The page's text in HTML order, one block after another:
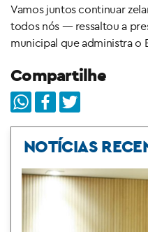
Vamos juntos continuar
todos nós — ressaltou a
municipal que administra o
Compartilhe
NOTÍCIAS